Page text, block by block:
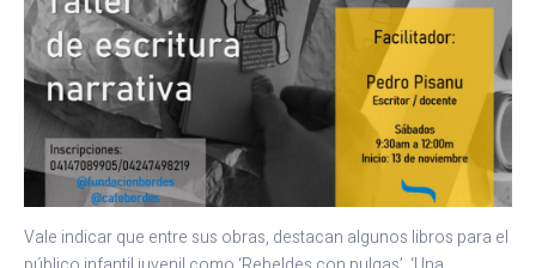
Vale indicar que entre sus obras, destacan algunos libros para el